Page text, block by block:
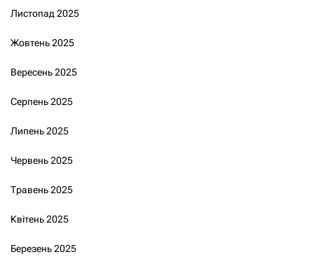
Листопад 2025
Жовтень 2025
Вересень 2025
Серпень 2025
Липень 2025
Червень 2025
Травень 2025
Квітень 2025
Березень 2025